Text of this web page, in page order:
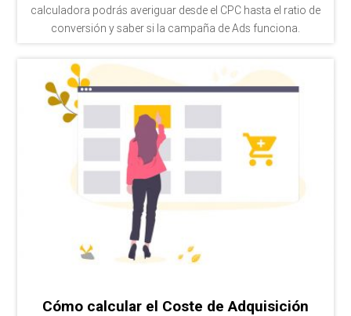
calculadora podrás averiguar desde el CPC hasta el ratio de
conversión y saber si la campaña de Ads funciona.
Cómo calcular el Coste de Adquisición